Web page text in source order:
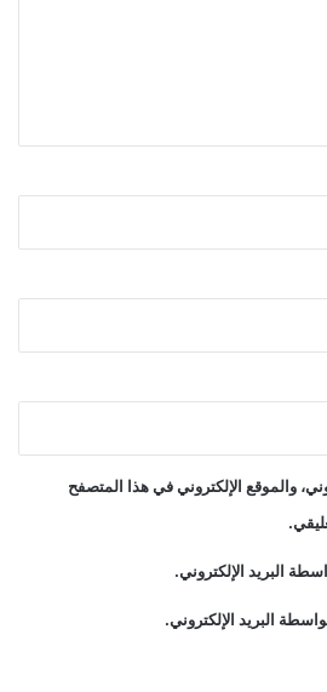
والموقع الإلكتروني في هذا المتصفح
البريد الإلكتروني.
البريد الإلكتروني.